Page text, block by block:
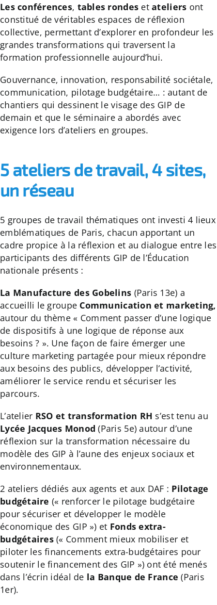
Les conférences, tables rondes etateliers ont
constitué de véritables espaces de réflexion
collective, permettant d’explorer en profondeur les
grandes transformations qui traversent la
formation professionnelle aujourd’hui.
Gouvernance, innovation, responsabilité sociétale,
communication, pilotage budgétaire… : autant de
chantiers qui dessinent le visage des GIP de
demain et que le séminaire a abordés avec
exigence lors d’ateliers en groupes.
5 ateliers de travail, 4 sites,
un réseau
5 groupes de travail thématiques ont investi 4 lieux
emblématiques de Paris, chacun apportant un
cadre propice à la réflexion et au dialogue entre les
participants des différents GIP de l’Éducation
nationale présents :
La Manufacture des Gobelins (Paris 13e) a
accueilli le groupe Communication et marketing,
autour du thème « Comment passer d’une logique
de dispositifs à une logique de réponse aux
besoins ? ». Une façon de faire émerger une
culture marketing partagée pour mieux répondre
aux besoins des publics, développer l’activité,
améliorer le service rendu et sécuriser les
parcours.
L’atelier RSO et transformation RH s’est tenu au
Lycée Jacques Monod (Paris 5e) autour d’une
réflexion sur la transformation nécessaire du
modèle des GIP à l’aune des enjeux sociaux et
environnementaux.
2 ateliers dédiés aux agents et aux DAF : Pilotage
budgétaire (« renforcer le pilotage budgétaire
pour sécuriser et développer le modèle
économique des GIP ») et Fonds extra-
budgétaires(« Comment mieux mobiliser et
piloter les financements extra-budgétaires pour
soutenir le financement des GIP ») ont été menés
dans l’écrin idéal de la Banque de France (Paris
1er).